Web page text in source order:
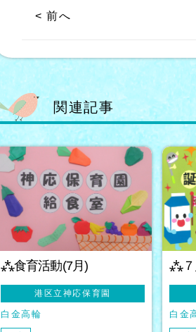
< 前へ
関連記事
⁂食育活動(7月)
港区立神応保育園
白金高輪
⁂７
白金